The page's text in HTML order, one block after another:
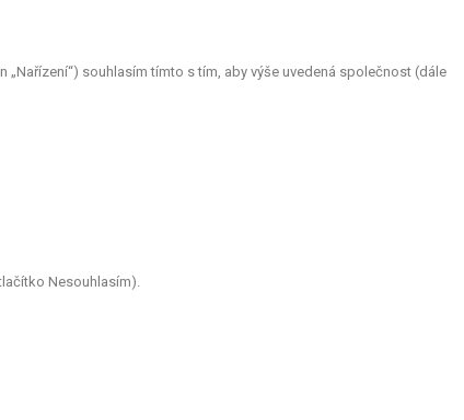
souhlasím tímto s tím, aby výše uvedená společnost (dále
Nesouhlasím).